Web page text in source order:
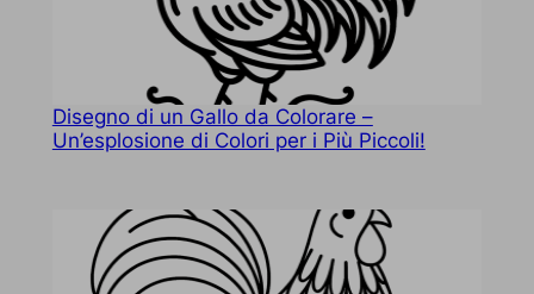
Disegno di un Gallo da Colorare –
Un’esplosione di Colori per i Più Piccoli!